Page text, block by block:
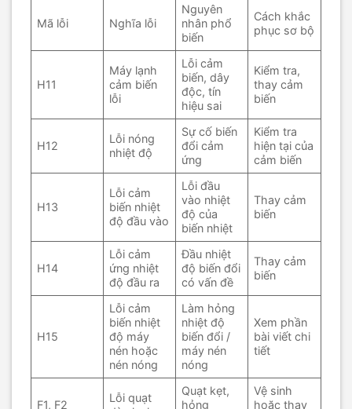
Mã lỗi Nghĩa lỗi
Nguyên
nhân phổ
biến
Cách khắc
phục sơ bộ
H11
Máy lạnh
cảm biến
lỗi
Lỗi cảm
biến, dây
độc, tín
hiệu sai
Kiểm tra,
thay cảm
biến
H12
Lỗi nóng
nhiệt độ
Sự cố biến
đổi cảm
ứng
Kiểm tra
hiện tại của
cảm biến
H13
Lỗi cảm
biến nhiệt
độ đầu vào
Lỗi đầu
vào nhiệt
độ của
biến nhiệt
Thay cảm
biến
H14
Lỗi cảm
ứng nhiệt
độ đầu ra
Đầu nhiệt
độ biến đổi
có vấn đề
Thay cảm
biến
H15
Lỗi cảm
biến nhiệt
độ máy
nén hoặc
nén nóng
Làm hỏng
nhiệt độ
biến đổi /
máy nén
nóng
Xem phần
bài viết chi
tiết
F1, F2
Lỗi quạt
Quạt kẹt,
hỏng
Vệ sinh
hoặc thay